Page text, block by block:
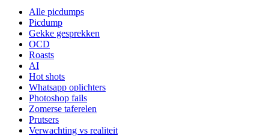
Alle picdumps
Picdump
Gekke gesprekken
OCD
Roasts
AI
Hot shots
Whatsapp oplichters
Photoshop fails
Zomerse taferelen
Prutsers
Verwachting vs realiteit